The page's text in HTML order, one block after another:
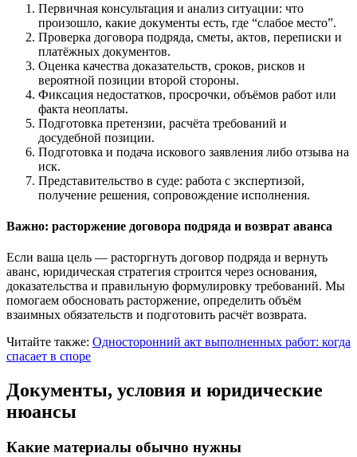
Первичная консультация и анализ ситуации: что
произошло, какие документы есть, где “слабое место”.
Проверка договора подряда, сметы, актов, переписки и
платёжных документов.
Оценка качества доказательств, сроков, рисков и
вероятной позиции второй стороны.
Фиксация недостатков, просрочки, объёмов работ или
факта неоплаты.
Подготовка претензии, расчёта требований и
досудебной позиции.
Подготовка и подача искового заявления либо отзыва на
иск.
Представительство в суде: работа с экспертизой,
получение решения, сопровождение исполнения.
Важно: расторжение договора подряда и возврат аванса
Если ваша цель — расторгнуть договор подряда и вернуть
аванс, юридическая стратегия строится через основания,
доказательства и правильную формулировку требований. Мы
помогаем обосновать расторжение, определить объём
взаимных обязательств и подготовить расчёт возврата.
Читайте также: Односторонний акт выполненных работ: когда
спасает в споре
Документы, условия и юридические
нюансы
Какие материалы обычно нужны